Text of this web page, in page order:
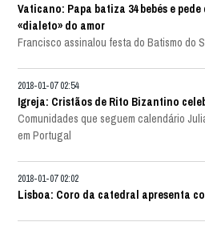
Vaticano: Papa batiza 34 bebés e
«dialeto» do amor
Francisco assinalou festa do Batismo do
2018-01-07 02:54
Igreja: Cristãos de Rito Bizantino
Comunidades que seguem calendário
em Portugal
2018-01-07 02:02
Lisboa: Coro da catedral apresenta